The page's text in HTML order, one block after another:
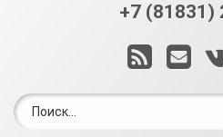
+7 (81831)
RSSE-